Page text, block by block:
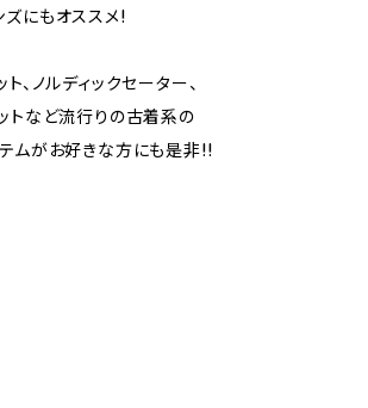
ズにもオススメ!
、ノルディックセーター、
トなど流行りの古着系の
ムがお好きな方にも是非!!